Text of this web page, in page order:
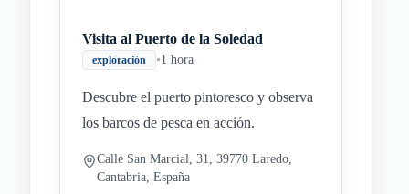
Visita al Puerto de la Soledad
exploración •1 hora
Descubre el puerto pintoresco y observa
los barcos de pesca en acción.
Calle San Marcial, 31, 39770 Laredo,
Cantabria, España